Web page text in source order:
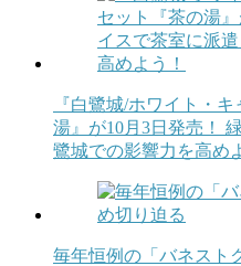
『白鷺城/ホワイト・
湯』が10月3日発売！
鷺城での影響力を高め
毎年恒例の「バネスト